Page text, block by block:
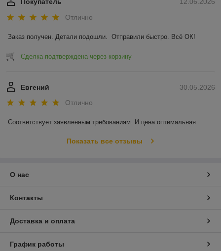
12.06.2026
Покупатель
Отлично
Заказ получен. Детали подошли.  Отправили быстро. Всё ОК!
Сделка подтверждена через корзину
30.05.2026
Евгений
Отлично
Соответствует заявленным требованиям. И цена оптимальная
Показать все отзывы
О нас
Контакты
Доставка и оплата
График работы